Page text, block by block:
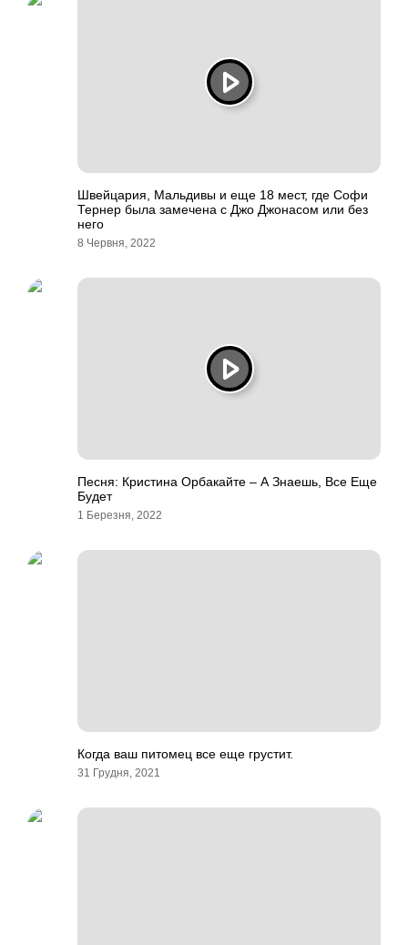
Швейцария, Мальдивы и еще 18 мест, где Софи
Тернер была замечена с Джо Джонасом или без
него
8 Червня, 2022
Песня: Кристина Орбакайте – А Знаешь, Все Еще
Будет
1 Березня, 2022
Когда ваш питомец все еще грустит.
31 Грудня, 2021